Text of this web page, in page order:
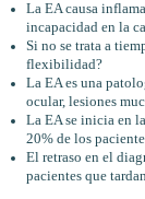
La EA causa
incapacidad en la
Si no se trata a
flexibilidad?
La EA es una
ocular, lesiones
La EA se inicia en
20% de los
El retraso en el
pacientes que